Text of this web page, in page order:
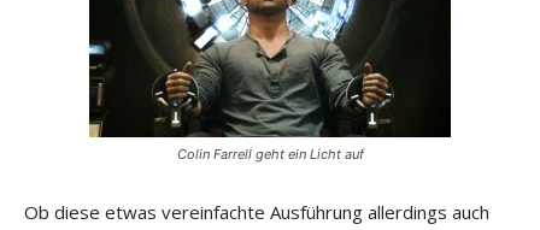
Colin Farrell geht ein Licht auf
Ob diese etwas vereinfachte Ausführung allerdings auch